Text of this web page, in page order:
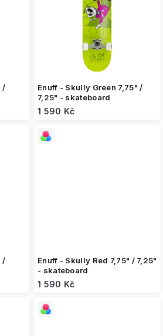
/
Enuff - Skully Green 7,75" /
7,25" - skateboard
1 590 Kč
/
Enuff - Skully Red 7,75" / 7,25"
- skateboard
1 590 Kč